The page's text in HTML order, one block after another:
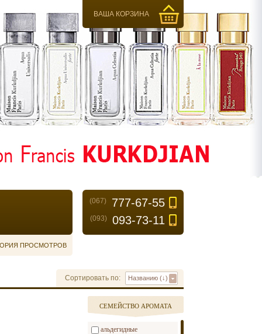
ВАША КОРЗИНА
(067) 777-67-55
(093) 093-73-11
ПРОСМОТРОВ
Сортировать по: Названию (↓)
CЕМЕЙСТВО АРОМАТА
альдегидные